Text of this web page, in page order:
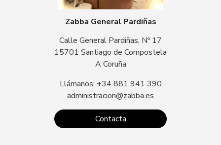
Zabba General Pardiñas
Calle General Pardiñas, Nº 17
15701 Santiago de Compostela
A Coruña
Llámanos: +34 881 941 390
administracion@zabba.es
Contacta